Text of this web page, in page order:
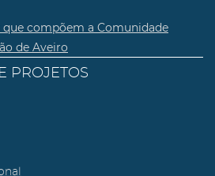
compõem a Comunidade
de Aveiro
PROJETOS